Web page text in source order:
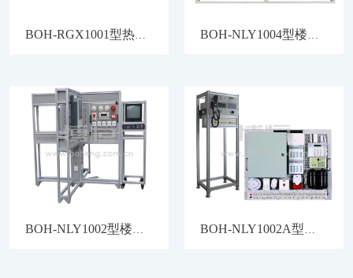
BOH-RGX1001型热水供暖循环系统综合实训装置 BOH-NLY1004型楼宇智能安防布线实训系统